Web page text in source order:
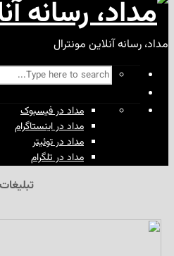
مونترال
Search
مداد در فیسبوک
مداد در اینستاگرام
مداد در توئیتر
مداد در تلگرام